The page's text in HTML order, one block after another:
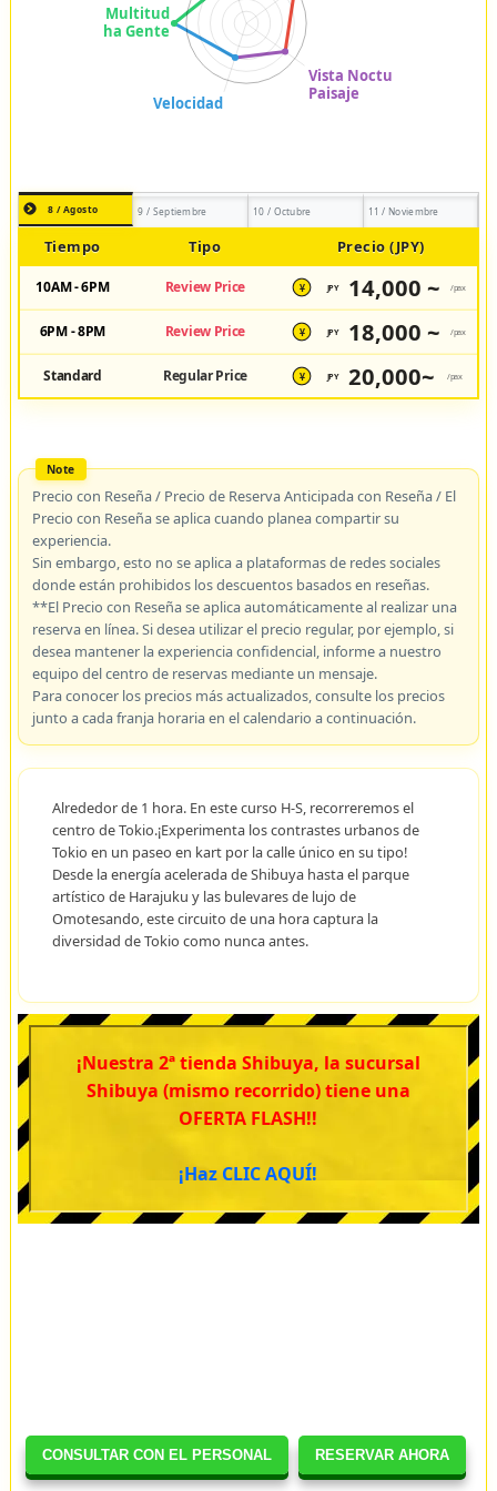
CONSULTAR CON EL PERSONAL RESERVAR AHORA
8 / Agosto 9 / Septiembre 10 / Octubre 11 / Noviembre
Tiempo Tipo Precio (JPY)
10AM - 6PM Review Price ¥ JPY 14,000 ~ /pax
6PM - 8PM Review Price ¥ JPY 18,000 ~ /pax
Standard Regular Price ¥ JPY 20,000~ /pax
Precio con Reseña / Precio de Reserva Anticipada con Reseña / El
Precio con Reseña se aplica cuando planea compartir su
experiencia.
Sin embargo, esto no se aplica a plataformas de redes sociales
donde están prohibidos los descuentos basados en reseñas.
**El Precio con Reseña se aplica automáticamente al realizar una
reserva en línea. Si desea utilizar el precio regular, por ejemplo, si
desea mantener la experiencia confidencial, informe a nuestro
equipo del centro de reservas mediante un mensaje.
Para conocer los precios más actualizados, consulte los precios
junto a cada franja horaria en el calendario a continuación.
Alrededor de 1 hora. En este curso H-S, recorreremos el
centro de Tokio.¡Experimenta los contrastes urbanos de
Tokio en un paseo en kart por la calle único en su tipo!
Desde la energía acelerada de Shibuya hasta el parque
artístico de Harajuku y las bulevares de lujo de
Omotesando, este circuito de una hora captura la
diversidad de Tokio como nunca antes.
¡Nuestra 2ª tienda Shibuya, la sucursal
Shibuya (mismo recorrido) tiene una
OFERTA FLASH!!
¡Haz CLIC AQUÍ!